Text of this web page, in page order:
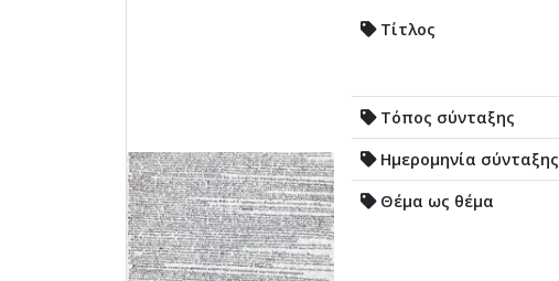
Τίτλος
Τόπος σύνταξης
Ημερομηνία σύνταξης
Θέμα ως θέμα